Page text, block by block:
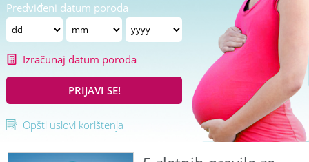
Predviđeni datum poroda
Izračunaj datum poroda
PRIJAVI SE!
Opšti uslovi korištenja